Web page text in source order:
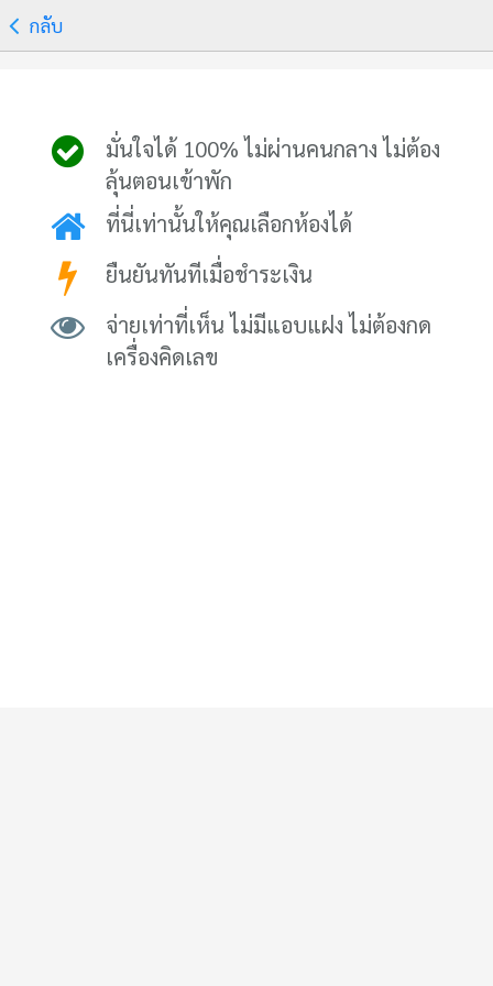
กลับ
มั่นใจได้ 100% ไม่ผ่านคนกลาง ไม่ต้อง
ลุ้นตอนเข้าพัก
ที่นี่เท่านั้นให้คุณเลือกห้องได้
ยืนยันทันทีเมื่อชำระเงิน
จ่ายเท่าที่เห็น ไม่มีแอบแฝง ไม่ต้องกด
เครื่องคิดเลข